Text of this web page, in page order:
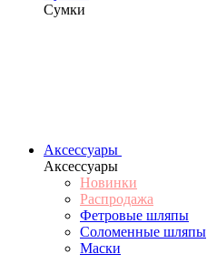
Сумки
Аксессуары
Аксессуары
Новинки
Распродажа
Фетровые шляпы
Соломенные шляпы
Маски